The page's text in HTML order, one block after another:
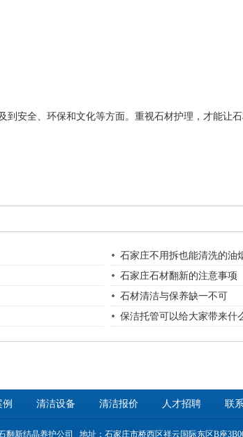
安全、环保和文化等方面。重视石材护理，才能让石
石家庄不用拆也能清洗的油
石家庄石材翻新的注意事项
石材清洁与保养缺一不可
保洁托管可以给大家带来什
清洁设备 清洁报价 人才招聘 联
翻新结晶养护公司 地址：石家庄市桥西区祥云国际东区B座